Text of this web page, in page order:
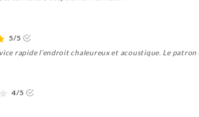
5/5
rapide l’endroit chaleureux et acoustique. Le
4/5